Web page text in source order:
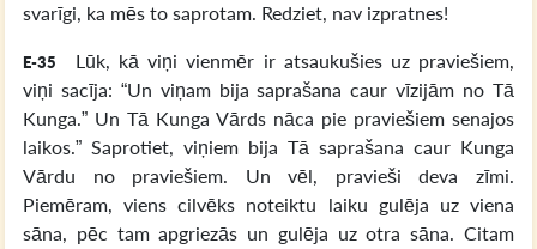
svarīgi, ka mēs to saprotam. Redziet, nav izpratnes!
E-35
Lūk, kā viņi vienmēr ir atsaukušies uz praviešiem,
viņi sacīja: “Un viņam bija saprašana caur vīzijām no Tā
Kunga.” Un Tā Kunga Vārds nāca pie praviešiem senajos
laikos.” Saprotiet, viņiem bija Tā saprašana caur Kunga
Vārdu no praviešiem. Un vēl, pravieši deva zīmi.
Piemēram, viens cilvēks noteiktu laiku gulēja uz viena
sāna, pēc tam apgriezās un gulēja uz otra sāna. Citam